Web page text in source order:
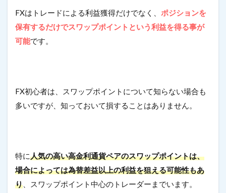
FXはトレードによる利益獲得だけでなく、 ポジションを
保有するだけでスワップポイントという利益を得る事が
可能です。
FX初心者は、スワップポイントについて知らない場合も
多いですが、知っておいて損することはありません。
特に人気の高い高金利通貨ペアのスワップポイントは、
場合によっては為替差益以上の利益を狙える可能性もあ
り 、スワップポイント中心のトレーダーまでいます。